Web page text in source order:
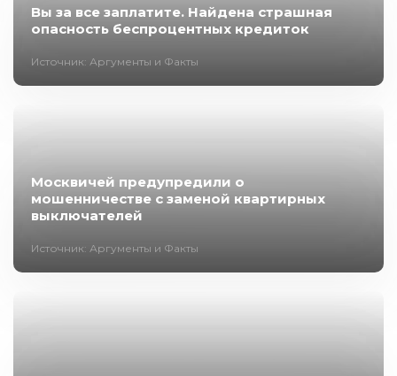
Вы за все заплатите. Найдена страшная
опасность беспроцентных кредиток
Источник: Аргументы и Факты
Москвичей предупредили о
мошенничестве с заменой квартирных
выключателей
Источник: Аргументы и Факты